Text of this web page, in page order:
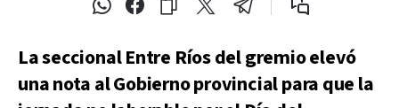
La seccional Entre Ríos del gremio elevó
una nota al Gobierno provincial para que la